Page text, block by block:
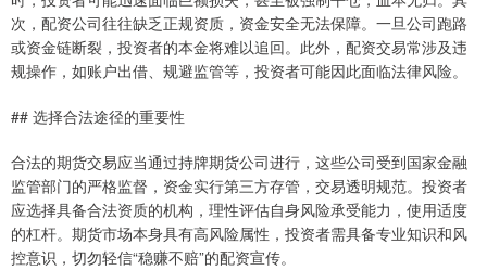
次，配资公司往往缺乏正规资质，资金安全无法保障。一旦公司跑路
或资金链断裂，投资者的本金将难以追回。此外，配资交易常涉及违
规操作，如账户出借、规避监管等，投资者可能因此面临法律风险。
## 选择合法途径的重要性
合法的期货交易应当通过持牌期货公司进行，这些公司受到国家金融
监管部门的严格监督，资金实行第三方存管，交易透明规范。投资者
应选择具备合法资质的机构，理性评估自身风险承受能力，使用适度
的杠杆。期货市场本身具有高风险属性，投资者需具备专业知识和风
控意识，切勿轻信“稳赚不赔”的配资宣传。